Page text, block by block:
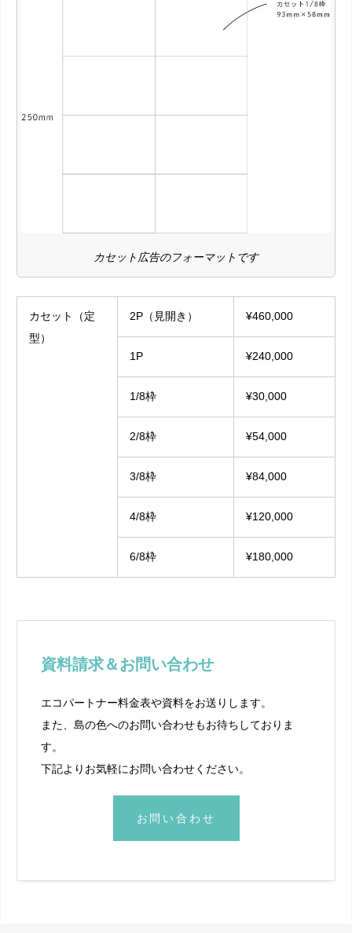
カセット広告のフォーマットです
カセット（定
型）
2P（見開き） ¥460,000
1P ¥240,000
1/8枠 ¥30,000
2/8枠 ¥54,000
3/8枠 ¥84,000
4/8枠 ¥120,000
6/8枠 ¥180,000
資料請求＆お問い合わせ
エコパートナー料金表や資料をお送りします。
また、島の色へのお問い合わせもお待ちしておりま
す。
下記よりお気軽にお問い合わせください。
お問い合わせ